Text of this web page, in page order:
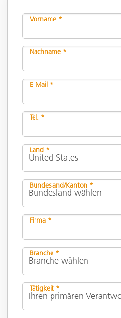
Vorname *
Nachname *
E-Mail *
Tel. *
Land *
Bundesland/Kanton *
Firma *
Branche *
Tätigkeit *